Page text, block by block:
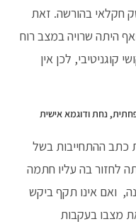
חקלאי בהורשה. זאת
היתה שרויה במצב רוח
לכן אין
נחת ודוגמא אישית
ההתחייבות בשל
לחזור בה עליו חתמה
ואם אינו תקף ביקש
מצבו בעקבות